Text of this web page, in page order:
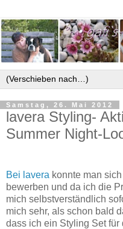
Samstag, 26. Mai 2012
lavera Styling-
Summer Night-
Bei lavera konnte man
bewerben und da ich die
mich selbstverständlich
mich sehr, als schon bald
dass ich ein Styling Set